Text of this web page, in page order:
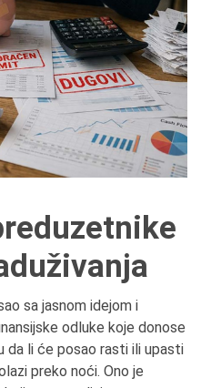
sa jasnom idejom i
odluke koje donose
da li će posao rasti ili upasti
preko noći. Ono je